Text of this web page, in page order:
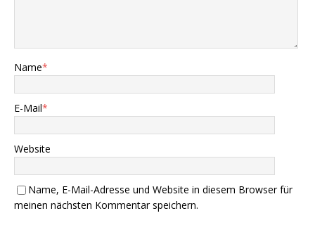
Name*
E-Mail*
Website
Name, E-Mail-Adresse und Website in diesem Browser für
meinen nächsten Kommentar speichern.